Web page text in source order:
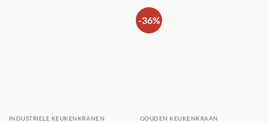
INDUSTRIELE KEUKENKRANEN
-36%
GOUDEN KEUKENKRAAN